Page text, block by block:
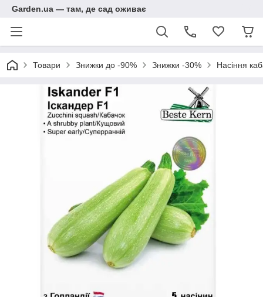
Garden.ua — там, де сад оживає
Товари Знижки до -90% Знижки -30% Насіння